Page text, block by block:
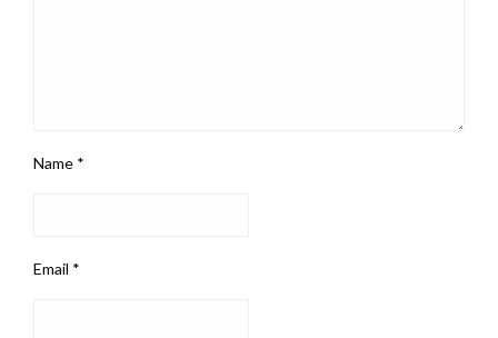
Name *
Email *